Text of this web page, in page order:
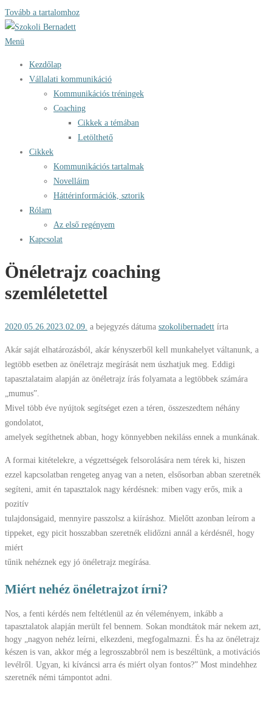
Tovább a tartalomhoz
Menü
Kezdőlap
Vállalati kommunikáció
Kommunikációs tréningek
Coaching
Cikkek a témában
Letölthető
Cikkek
Kommunikációs tartalmak
Novelláim
Háttérinformációk, sztorik
Rólam
Az első regényem
Kapcsolat
Önéletrajz coaching
szemléletettel
2020.05.26. 2023.02.09. a bejegyzés dátuma szokolibernadett írta
Akár saját elhatározásból, akár kényszerből kell munkahelyet váltanunk, a
legtöbb esetben az önéletrajz megírását nem úszhatjuk meg. Eddigi
tapasztalataim alapján az önéletrajz írás folyamata a legtöbbek számára
„mumus”.
Mivel több éve nyújtok segítséget ezen a téren, összeszedtem néhány
gondolatot,
amelyek segíthetnek abban, hogy könnyebben nekiláss ennek a munkának.
A formai kitételekre, a végzettségek felsorolására nem térek ki, hiszen
ezzel kapcsolatban rengeteg anyag van a neten, elsősorban abban szeretnék
segíteni, amit én tapasztalok nagy kérdésnek: miben vagy erős, mik a
pozitív
tulajdonságaid, mennyire passzolsz a kiíráshoz. Mielőtt azonban leírom a
tippeket, egy picit hosszabban szeretnék elidőzni annál a kérdésnél, hogy
miért
tűnik nehéznek egy jó önéletrajz megírása.
Miért nehéz önéletrajzot írni?
Nos, a fenti kérdés nem feltétlenül az én véleményem, inkább a
tapasztalatok alapján merült fel bennem. Sokan mondtátok már nekem azt,
hogy „nagyon nehéz leírni, elkezdeni, megfogalmazni. És ha az önéletrajz
készen is van, akkor még a legrosszabbról nem is beszéltünk, a motivációs
levélről. Ugyan, ki kíváncsi arra és miért olyan fontos?” Most mindehhez
szeretnék némi támpontot adni.